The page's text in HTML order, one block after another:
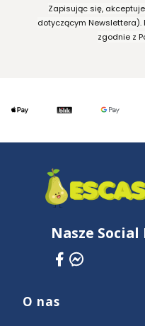
Zapisując się,
dotyczącym
zgodnie z
Nasze
Linki w stopce
O nas